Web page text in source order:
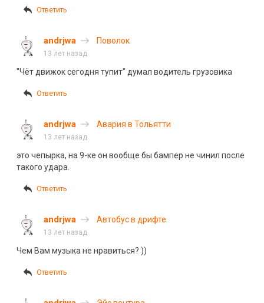
Ответить
andrjwa Поволок
13 лет назад
"Чёт движок сегодня тупит" думал водитель грузовика
Ответить
andrjwa Авария в Тольятти
13 лет назад
это чепырка, на 9-ке он вообще бы бампер не чинил после
такого удара.
Ответить
andrjwa Автобус в дрифте
13 лет назад
Чем Вам музыка не нравиться? ))
Ответить